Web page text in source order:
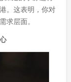
。这表明，你对
求层面。